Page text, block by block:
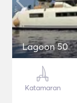
Lagoon 50
Katamaran